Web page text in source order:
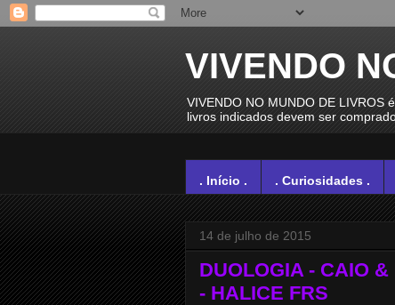
VIVENDO
VIVENDO NO MUNDO DE LIVROS
livros indicados devem ser
. Início . . Curiosidades .
14 de julho de 2015
DUOLOGIA - CAIO
- HALICE FRS